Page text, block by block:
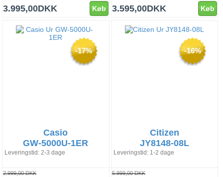
3.995,00DKK Køb 3.595,00DKK Køb
-17%
Casio
GW-5000U-1ER
Leveringstid: 2-3 dage
2.999,00 DKK
-16%
Citizen
JY8148-08L
Leveringstid: 1-2 dage
5.999,00 DKK